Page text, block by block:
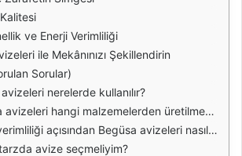
ve Enerji Verimliliği
ile Mekânınızı Şekillendirin
Sorular)
nerelerde kullanılır?
hangi malzemelerden üretilmektedir?
açısından Begüsa avizeleri nasıl bir performans sergiliyor?
avize seçmeliyim?